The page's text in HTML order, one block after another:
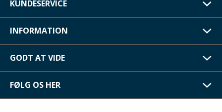
KUNDESERVICE
INFORMATION
GODT AT VIDE
FØLG OS HER